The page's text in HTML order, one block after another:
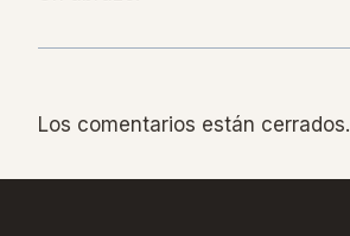
Los comentarios están cerrados.